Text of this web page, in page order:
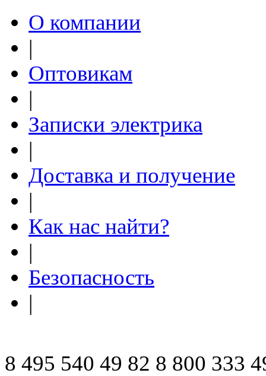
О компании
|
Оптовикам
|
Записки электрика
|
Доставка и получение
|
Как нас найти?
|
Безопасность
|
8 495 540 49 82 8 800 333